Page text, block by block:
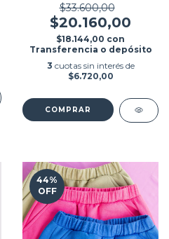
$33.600,00
$20.160,00
$18.144,00 con
Transferencia o depósito
3 cuotas sin interés de
$6.720,00
COMPRAR
44%
OFF